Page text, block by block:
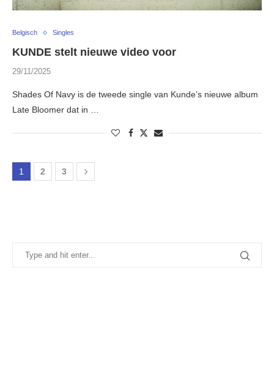
Belgisch Singles
KUNDE stelt nieuwe video voor
29/11/2025
Shades Of Navy is de tweede single van Kunde’s nieuwe album
Late Bloomer dat in …
1 2 3